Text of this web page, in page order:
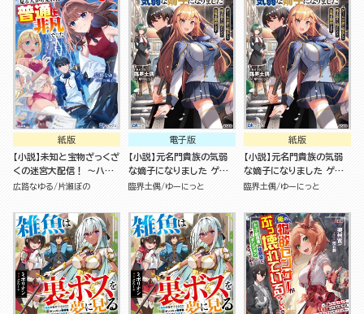
紙版
【小説】未知と宝物ざっくざ
くの迷宮大配信！ ～ハズ
レスキルすらない凡人、見
でした～
広路なゆる 片瀬ぼの
電子版
【小説】元名門貴族の気弱
な嫡子になりました ゲー
ム世界に転生した俺は生き
ます
臨界土偶 ゆーにっと
紙版
【小説】元名門貴族の気弱
な嫡子になりました ゲー
ム世界に転生した俺は生き
ます
臨界土偶 ゆーにっと